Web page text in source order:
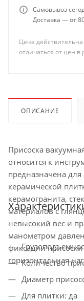
Самовывоз
Доставка — от
Цена
отличаться от цен
ОПИСАНИЕ
Присоска
относится к
предназначена
керамической
керамогранита,
материалов с
невысокий вес и
манометром
фиксации
горизонтальная
Количество
Диаметр
Для плитки: да